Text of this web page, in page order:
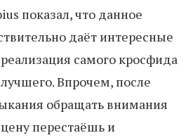
показал, что данное
даёт интересные
самого кросфида
Впрочем, после
обращать внимания
перестаёшь и